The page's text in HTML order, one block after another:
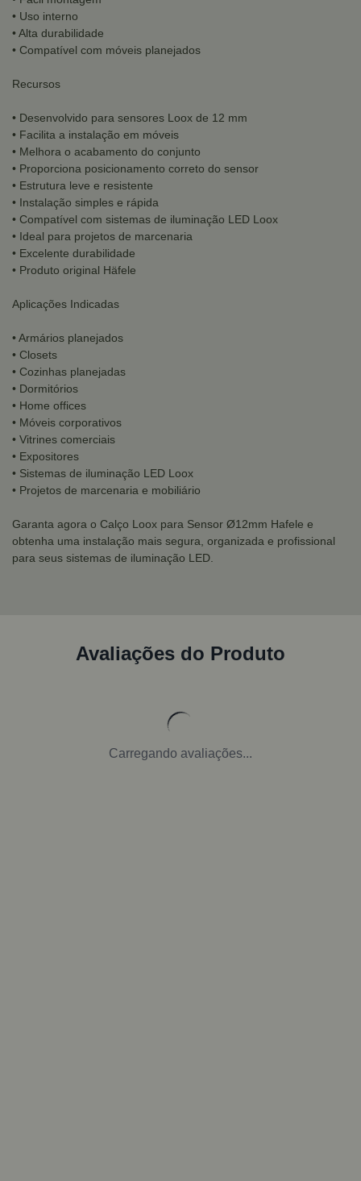
• Uso interno
• Alta durabilidade
• Compatível com móveis planejados
Recursos
• Desenvolvido para sensores Loox de 12 mm
• Facilita a instalação em móveis
• Melhora o acabamento do conjunto
• Proporciona posicionamento correto do sensor
• Estrutura leve e resistente
• Instalação simples e rápida
• Compatível com sistemas de iluminação LED Loox
• Ideal para projetos de marcenaria
• Excelente durabilidade
• Produto original Häfele
Aplicações Indicadas
• Armários planejados
• Closets
• Cozinhas planejadas
• Dormitórios
• Home offices
• Móveis corporativos
• Vitrines comerciais
• Expositores
• Sistemas de iluminação LED Loox
• Projetos de marcenaria e mobiliário
Garanta agora o Calço Loox para Sensor Ø12mm Hafele e
obtenha uma instalação mais segura, organizada e profissional
para seus sistemas de iluminação LED.
Avaliações do Produto
Carregando avaliações...